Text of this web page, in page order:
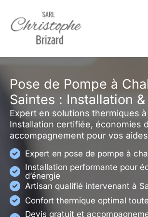
contenu
Pose de Pompe à
Saintes : Installation
Expert en solutions thermiques
Installation certifiée, économies
accompagnement pour vos aides
Expert en pose de pompe à
Installation performante pour
d’énergie
Artisan qualifié intervenant à
Confort thermique optimal toute
Devis gratuit et